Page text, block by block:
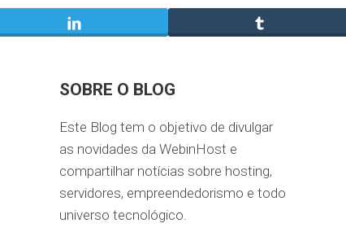
SOBRE O BLOG
Este Blog tem o objetivo de divulgar
as novidades da WebinHost e
compartilhar notícias sobre hosting,
servidores, empreendedorismo e todo
universo tecnológico.